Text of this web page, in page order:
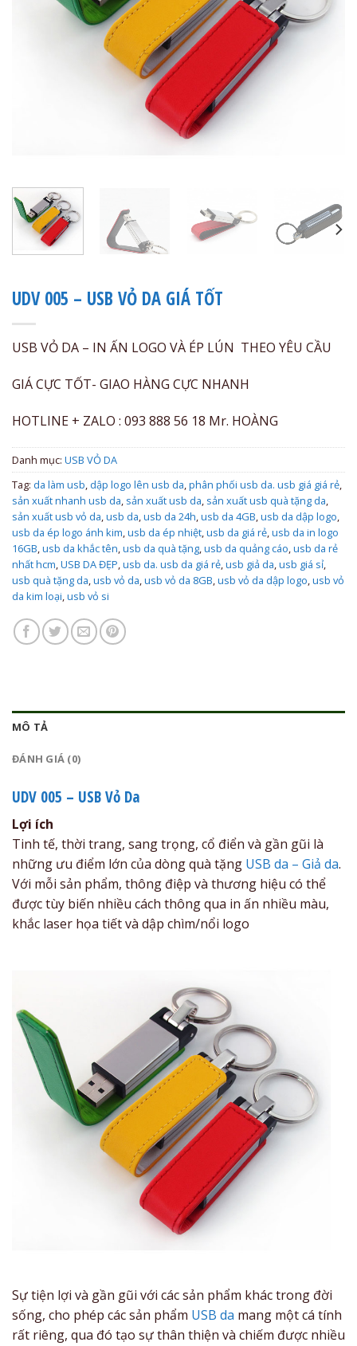
UDV 005 – USB VỎ DA GIÁ TỐT
USB VỎ DA – IN ẤN LOGO VÀ ÉP LÚN THEO YÊU CẦU
GIÁ CỰC TỐT- GIAO HÀNG CỰC NHANH
HOTLINE + ZALO : 093 888 56 18 Mr. HOÀNG
Danh mục: USB VỎ DA
Tag: da làm usb, dập logo lên usb da,phân phối usb da. usb giá giá rẻ,
sản xuất nhanh usb da, sản xuất usb da, sản xuất usb quà tặng da,
sản xuất usb vỏ da,usb da,usb da 24h,usb da 4GB,usb da dập logo,
usb da ép logo ánh kim,usb da ép nhiệt,usb da giá rẻ,usb da in logo
16GB,usb da khắc tên,usb da quà tặng,usb da quảng cáo,usb da rẻ
nhất hcm,USB DA ĐẸP,usb da. usb da giá rẻ,usb giả da,usb giá sỉ,
usb quà tặng da,usb vỏ da,usb vỏ da 8GB,usb vỏ da dập logo,usb vỏ
da kim loại,usb vỏ si
MÔ TẢ
ĐÁNH GIÁ (0)
UDV 005 – USB Vỏ Da
Lợi ích
Tinh tế, thời trang, sang trọng, cổ điển và gần gũi là
những ưu điểm lớn của dòng quà tặng USB da – Giả da.
Với mỗi sản phẩm, thông điệp và thương hiệu có thể
được tùy biến nhiều cách thông qua in ấn nhiều màu,
khắc laser họa tiết và dập chìm/nổi logo
Sự tiện lợi và gần gũi với các sản phẩm khác trong đời
sống, cho phép các sản phẩm USB da mang một cá tính
rất riêng, qua đó tạo sự thân thiện và chiếm được nhiều